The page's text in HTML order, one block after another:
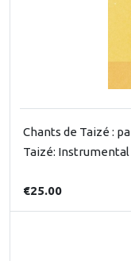
Chants de Taizé :
Taizé: Instrumental
€25.00